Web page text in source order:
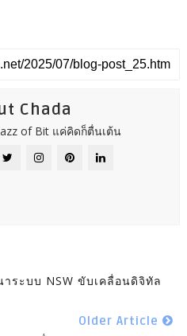
Chada
of Bit แค่คิดก็ตื่นเต้น
ระบบ NSW ขับเคลื่อนดิจิทัล
Older Article